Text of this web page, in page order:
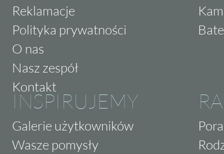
Reklamacje
Polityka prywatności
O nas
Nasz zespół
Kontakt
INSPIRUJEMY
Galerie użytkowników
Wasze pomysły